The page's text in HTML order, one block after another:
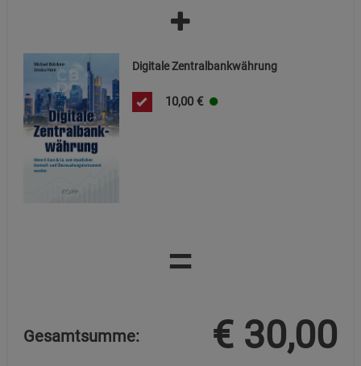
Digitale Zentralbankwährung
10,00 €
=
Gesamtsumme: € 30,00
Beschreibung Marketing Cookies
Cookie-Informationen